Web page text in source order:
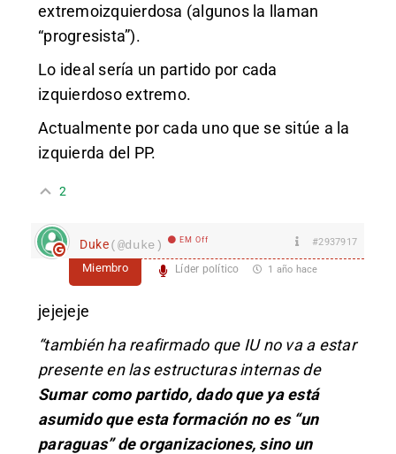
extremoizquierdosa (algunos la llaman
“progresista”).
Lo ideal sería un partido por cada
izquierdoso extremo.
Actualmente por cada uno que se sitúe a la
izquierda del PP.
2
Duke(@duke) EM Off #2937917
Miembro Líder político 1 año hace
jejejeje
“también ha reafirmado que IU no va a estar
presente en las estructuras internas de
Sumar como partido, dado que ya está
asumido que esta formación no es “un
paraguas” de organizaciones, sino un